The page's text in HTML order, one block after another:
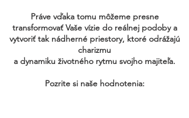
Práve vďaka tomu môžeme presne
transformovať Vaše vízie do reálnej podoby a
vytvoriť tak nádherné priestory, ktoré odrážajú
charizmu
a dynamiku životného rytmu svojho majiteľa.
Pozrite si naše hodnotenia: